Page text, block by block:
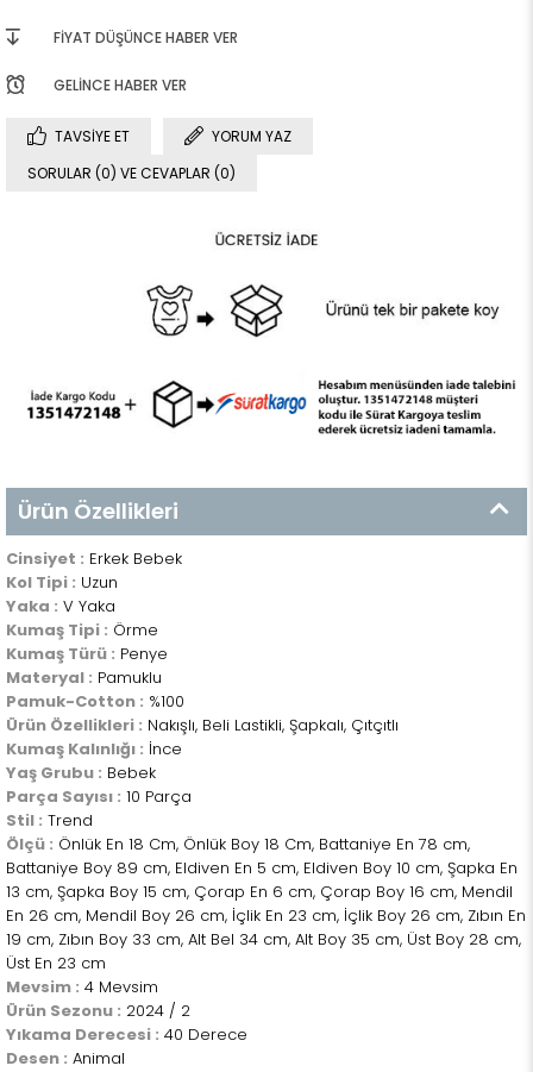
FIYAT DÜŞÜNCE HABER VER
GELINCE HABER VER
TAVSIYE ET
YORUM YAZ
SORULAR (0) VE CEVAPLAR (0)
Ürün Özellikleri
Cinsiyet : Erkek Bebek
Kol Tipi : Uzun
Yaka : V Yaka
Kumaş Tipi : Örme
Kumaş Türü : Penye
Materyal : Pamuklu
Pamuk-Cotton : %100
Ürün Özellikleri : Nakışlı, Beli Lastikli, Şapkalı, Çıtçıtlı
Kumaş Kalınlığı : İnce
Yaş Grubu : Bebek
Parça Sayısı : 10 Parça
Stil : Trend
Ölçü : Önlük En 18 Cm, Önlük Boy 18 Cm, Battaniye En 78 cm,
Battaniye Boy 89 cm, Eldiven En 5 cm, Eldiven Boy 10 cm, Şapka En
13 cm, Şapka Boy 15 cm, Çorap En 6 cm, Çorap Boy 16 cm, Mendil
En 26 cm, Mendil Boy 26 cm, İçlik En 23 cm, İçlik Boy 26 cm, Zıbın En
19 cm, Zıbın Boy 33 cm, Alt Bel 34 cm, Alt Boy 35 cm, Üst Boy 28 cm,
Üst En 23 cm
Mevsim : 4 Mevsim
Ürün Sezonu : 2024 / 2
Yıkama Derecesi : 40 Derece
Desen : Animal